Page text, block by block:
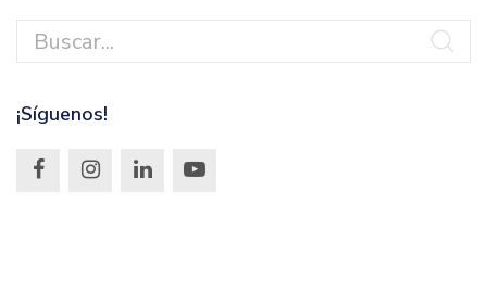
¡Síguenos!